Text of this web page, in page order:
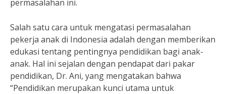
permasalahan ini.
Salah satu cara untuk mengatasi permasalahan
pekerja anak di Indonesia adalah dengan memberikan
edukasi tentang pentingnya pendidikan bagi anak-
anak. Hal ini sejalan dengan pendapat dari pakar
pendidikan, Dr. Ani, yang mengatakan bahwa
“Pendidikan merupakan kunci utama untuk